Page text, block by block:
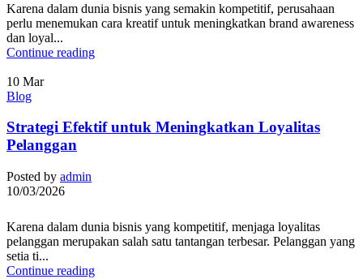
Karena dalam dunia bisnis yang semakin kompetitif, perusahaan
perlu menemukan cara kreatif untuk meningkatkan brand awareness
dan loyal...
Continue reading
10 Mar
Blog
Strategi Efektif untuk Meningkatkan Loyalitas
Pelanggan
Posted by admin
10/03/2026
Karena dalam dunia bisnis yang kompetitif, menjaga loyalitas
pelanggan merupakan salah satu tantangan terbesar. Pelanggan yang
setia ti...
Continue reading